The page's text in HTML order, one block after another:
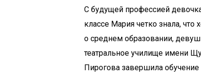
С будущей профессией
классе Мария четко знала, что
о среднем образовании,
театральное училище имени
Пирогова завершила